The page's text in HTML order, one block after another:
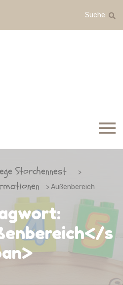
Suche
Storchennest >
> Außenbereich
s